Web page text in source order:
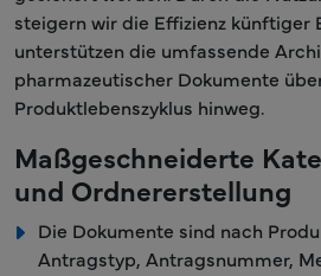
steigern wir die Effizienz künftiger
unterstützen die umfassende
pharmazeutischer Dokumente
Produktlebenszyklus hinweg.
Maßgeschneiderte
und Ordnererstellung
Die Dokumente sind nach
Antragstyp, Antragsnummer,